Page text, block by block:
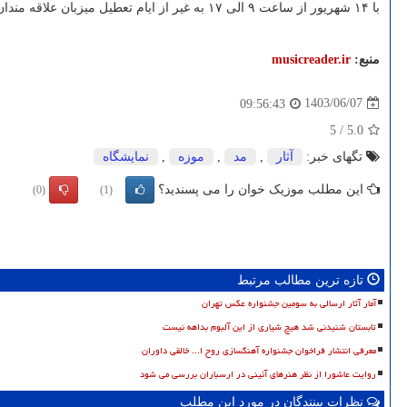
با ۱۴ شهریور از ساعت ۹ الی ۱۷ به غیر از ایام تعطیل میزبان علاقه مندان است.
منبع: musicreader.ir
1403/06/07
09:56:43
5.0
/
5
تگهای خبر:
آثار مد موزه نمایشگاه
این مطلب موزیک خوان را می پسندید؟ (1)
(0)
تازه ترین مطالب مرتبط
آمار آثار ارسالی به سومین جشنواره عکس تهران
تابستان شنیدنی شد هیچ شیاری از این آلبوم بداهه نیست
معرفی انتشار فراخوان جشنواره آهنگسازی روح ا... خالقی داوران
روایت عاشورا از نظر هنرهای آئینی در ارسباران بررسی می شود
نظرات بینندگان در مورد این مطلب